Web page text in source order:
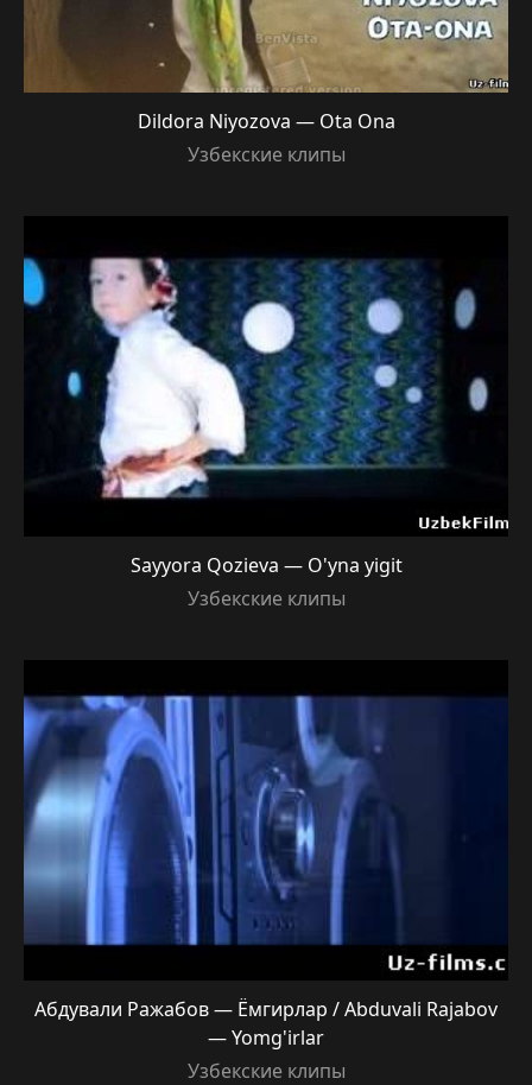
Dildora Niyozova — Ota Ona
Узбекские клипы
Sayyora Qozieva — O'yna yigit
Узбекские клипы
Абдували Ражабов — Ёмгирлар / Abduvali Rajabov
— Yomg'irlar
Узбекские клипы